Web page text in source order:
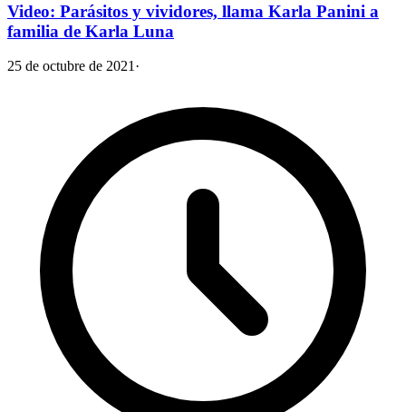
Video: Parásitos y vividores, llama Karla Panini a
familia de Karla Luna
25 de octubre de 2021 ·